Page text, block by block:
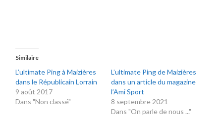
Similaire
L’ultimate Ping à Maizières
dans le Républicain Lorrain
9 août 2017
Dans "Non classé"
L’ultimate Ping de Maizières
dans un article du magazine
l’Ami Sport
8 septembre 2021
Dans "On parle de nous ..."